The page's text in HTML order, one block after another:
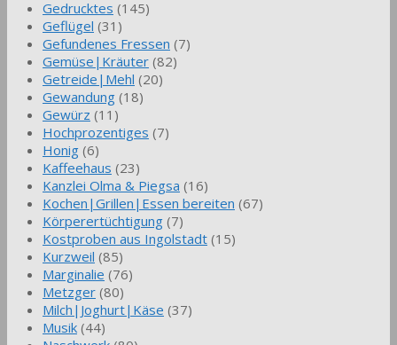
Gedrucktes (145)
Geflügel (31)
Gefundenes Fressen (7)
Gemüse|Kräuter (82)
Getreide|Mehl (20)
Gewandung (18)
Gewürz (11)
Hochprozentiges (7)
Honig (6)
Kaffeehaus (23)
Kanzlei Olma & Piegsa (16)
Kochen|Grillen|Essen bereiten (67)
Körperertüchtigung (7)
Kostproben aus Ingolstadt (15)
Kurzweil (85)
Marginalie (76)
Metzger (80)
Milch|Joghurt|Käse (37)
Musik (44)